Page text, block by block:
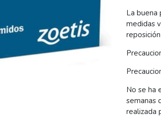
La buena
medidas
No se ha
semanas
realizada